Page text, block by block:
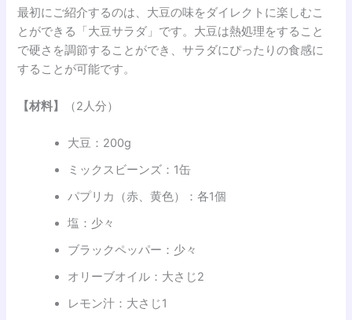
最初にご紹介するのは、大豆の味をダイレクトに楽しむこ
とができる「大豆サラダ」です。大豆は熱処理をすること
で硬さを調節することができ、サラダにぴったりの食感に
することが可能です。
【材料】 （2人分）
大豆：200g
ミックスビーンズ：1缶
パプリカ（赤、黄色）：各1個
塩：少々
ブラックペッパー：少々
オリーブオイル：大さじ2
レモン汁：大さじ1